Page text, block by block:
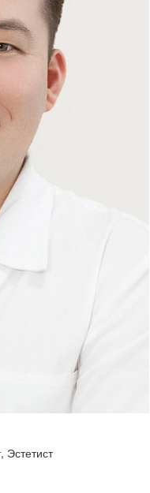
Эстетист